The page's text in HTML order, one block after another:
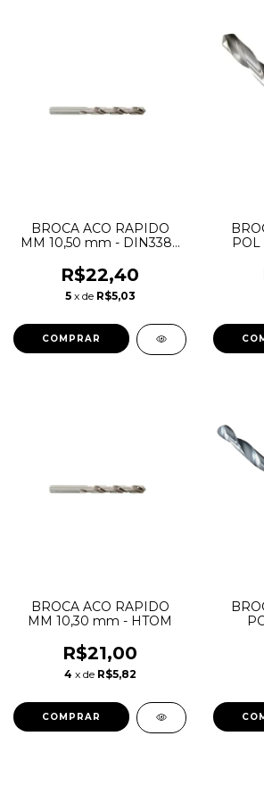
BROCA ACO RAPIDO
MM 10,50 mm - DIN338 -
R$22,40
5 x de R$5,03
POL
BROCA ACO RAPIDO
MM 10,30 mm - HTOM
R$21,00
4 x de R$5,82